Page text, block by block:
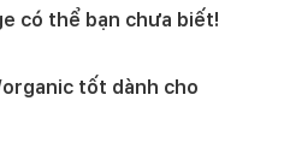
có thể bạn chưa biết!
tốt dành cho